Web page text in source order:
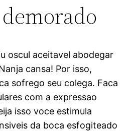
oscul aceitavel abodegar
cansa! Por isso,
sofrego seu colega. Faca
com a expressao
isso voce estimula
da boca esfogiteado